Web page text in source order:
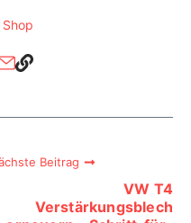
Beitrag
VW T4
Verstärkungsblech